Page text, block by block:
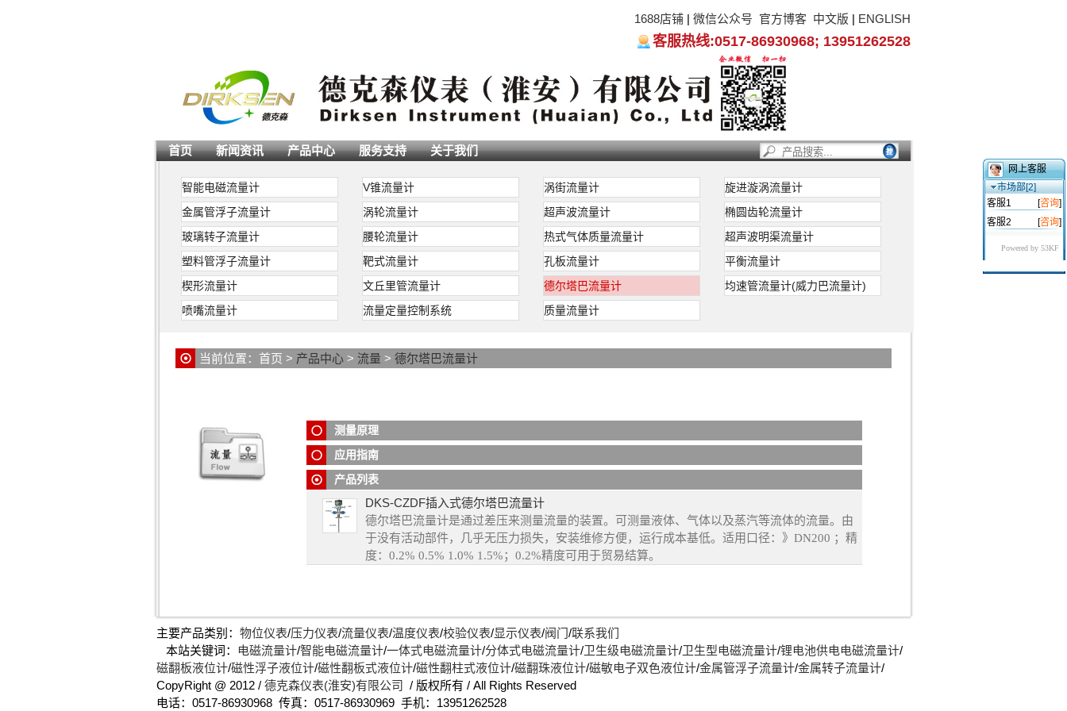
1688店铺 | 微信公众号 官方博客 中文版 | ENGLISH
客服热线:0517-86930968; 13951262528
首页 新闻资讯 产品中心 服务支持 关于我们
智能电磁流量计 V锥流量计 涡街流量计
旋进漩涡流量计
金属管浮子流量计
涡轮流量计 超声波流量计
椭圆齿轮流量计
玻璃转子流量计
腰轮流量计 热式气体质量流量计
超声波明渠流量计
塑料管浮子流量计
靶式流量计 孔板流量计
平衡流量计
楔形流量计
文丘里管流量计 德尔塔巴流量计
均速管流量计(威力巴流量计)
喷嘴流量计
流量定量控制系统 质量流量计
当前位置： 首页 > 产品中心 > 流量 > 德尔塔巴流量计
测量原理
德尔塔巴流量计是运用差压式的工作原理（基于几何测速原理上研发而成的高性能流量测量装置，该传
感器是通过管道的平均流速及管道的有效截面积的乘积来确定流量参数的），在线插入式的安装方式，
从上到下、从左到右的不同压力或流速平均后，形成了差压，进而计算出质量流量或体积流量。
应用指南
料、纺织、军工等行业的液体、气体、蒸汽，如纯水、自来水、原水、冷凝液等，空气、焦炉转炉高炉
煤气、天然气、氮气、氧气等介质的测量。
产品列表
DKS-CZDF插入式德尔塔巴流量计
德尔塔巴流量计是通过差压来测量流量的装置。可测量液体、气体以及蒸汽等流体的流量。由
于没有活动部件，几乎无压力损失，安装维修方便，运行成本基低。适用口径：》DN200 ；精
度：0.2% 0.5% 1.0% 1.5%；0.2%精度可用于贸易结算。
主要产品类别： 物位仪表/压力仪表/流量仪表/温度仪表/校验仪表/显示仪表/阀门/联系我们
本站关键词： 电磁流量计/智能电磁流量计/一体式电磁流量计/分体式电磁流量计/卫生级电磁流量计/卫生型电磁流量计/锂电池供电电磁流量计/
磁翻板液位计/磁性浮子液位计/磁性翻板式液位计/磁性翻柱式液位计/磁翻珠液位计/磁敏电子双色液位计/金属管浮子流量计/金属转子流量计/
CopyRight @ 2012 / 德克森仪表(淮安)有限公司 / 版权所有 / All Rights Reserved
电话：0517-86930968 传真：0517-86930969 手机：13951262528
网上客服
市场部[2]
客服1
[咨询]
客服2
[咨询]
Powered by 53KF